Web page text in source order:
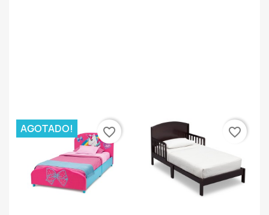
AGOTADO! favorite_border favorite_border